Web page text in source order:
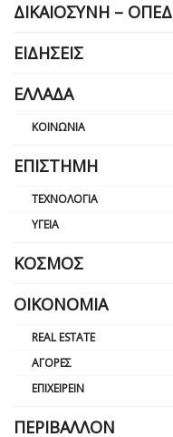
ΔΙΚΑΙΟΣΎΝΗ – ΟΠΕΔ
ΕΙΔΉΣΕΙΣ
ΕΛΛΆΔΑ
ΚΟΙΝΩΝΊΑ
ΕΠΙΣΤΉΜΗ
ΤΕΧΝΟΛΟΓΊΑ
ΥΓΕΊΑ
ΚΌΣΜΟΣ
ΟΙΚΟΝΟΜΊΑ
REAL ESTATE
ΑΓΟΡΈΣ
ΕΠΙΧΕΙΡΕΊΝ
ΠΕΡΙΒΆΛΛΟΝ